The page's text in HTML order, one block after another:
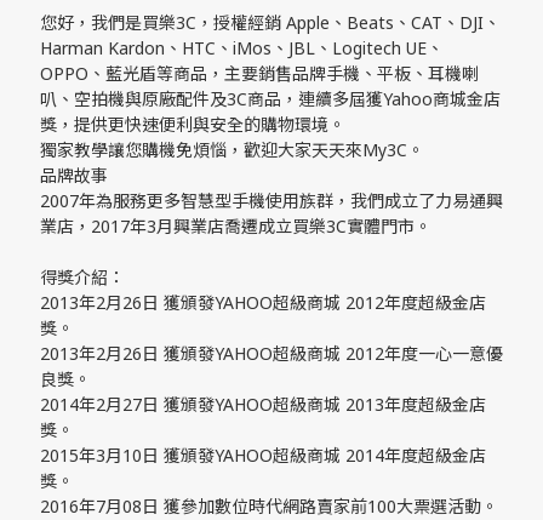
您好，我們是買樂3C，授權經銷 Apple、Beats、CAT、DJI、
Harman Kardon、HTC、iMos、JBL、Logitech UE、
OPPO、藍光盾等商品，主要銷售品牌手機、平板、耳機喇
叭、空拍機與原廠配件及3C商品，連續多屆獲Yahoo商城金店
獎，提供更快速便利與安全的購物環境。
獨家教學讓您購機免煩惱，歡迎大家天天來My3C。
品牌故事
2007年為服務更多智慧型手機使用族群，我們成立了力易通興
業店，2017年3月興業店喬遷成立買樂3C實體門市。
得獎介紹：
2013年2月26日 獲頒發YAHOO超級商城 2012年度超級金店
獎。
2013年2月26日 獲頒發YAHOO超級商城 2012年度一心一意優
良獎。
2014年2月27日 獲頒發YAHOO超級商城 2013年度超級金店
獎。
2015年3月10日 獲頒發YAHOO超級商城 2014年度超級金店
獎。
2016年7月08日 獲參加數位時代網路賣家前100大票選活動。